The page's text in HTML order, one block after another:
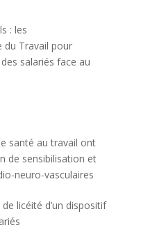
: les
du Travail pour
salariés face au
santé au travail ont
de sensibilisation et
neuro-vasculaires
licéité d’un dispositif